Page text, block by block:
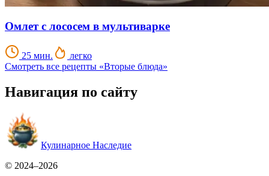
Омлет с лососем в мультиварке
25 мин.
легко
Смотреть все рецепты «Вторые блюда»
Навигация по сайту
Кулинарное Наследие
© 2024–2026